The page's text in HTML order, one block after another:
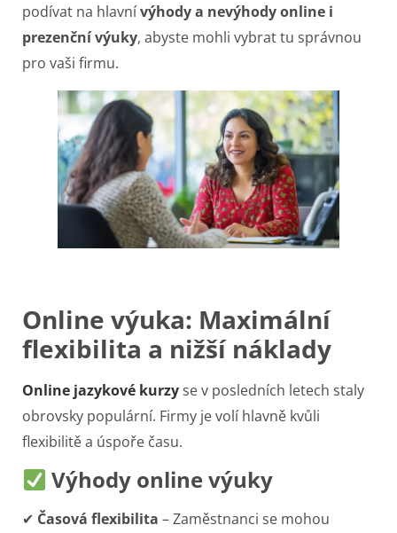
podívat na hlavnívýhody a nevýhody online i
prezenční výuky, abyste mohli vybrat tu správnou
pro vaši firmu.
Online výuka: Maximální
flexibilita a nižší náklady
Online jazykové kurzyse v posledních letech staly
obrovsky populární. Firmy je volí hlavně kvůli
flexibilitě a úspoře času.
Výhody online výuky
✔ Časová flexibilita – Zaměstnanci se mohou